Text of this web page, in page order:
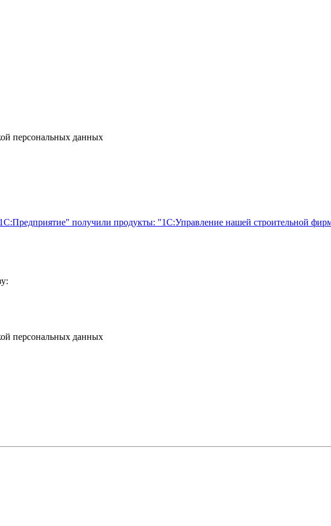
персональных данных
получили продукты: "1С:Управление нашей строительной
персональных данных